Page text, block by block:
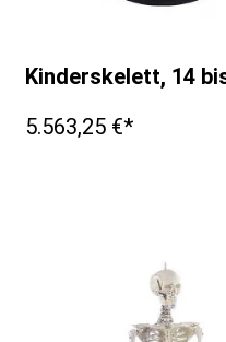
Kinderskelett, 14
5.563,25 €*